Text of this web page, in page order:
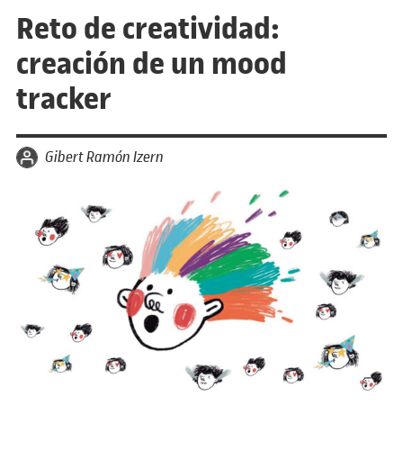
Reto de creatividad:
creación de un mood
tracker
por Gibert Ramón Izern